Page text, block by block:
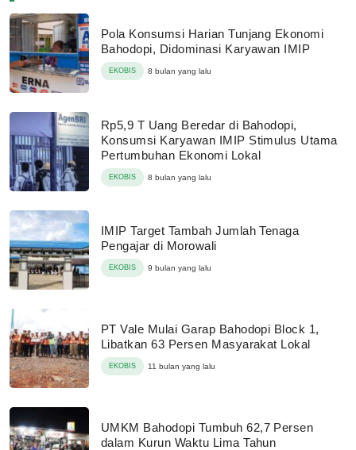
Pola Konsumsi Harian Tunjang Ekonomi
Bahodopi, Didominasi Karyawan IMIP
EKOBIS 8 bulan yang lalu
Rp5,9 T Uang Beredar di Bahodopi,
Konsumsi Karyawan IMIP Stimulus Utama
Pertumbuhan Ekonomi Lokal
EKOBIS 8 bulan yang lalu
IMIP Target Tambah Jumlah Tenaga
Pengajar di Morowali
EKOBIS 9 bulan yang lalu
PT Vale Mulai Garap Bahodopi Block 1,
Libatkan 63 Persen Masyarakat Lokal
EKOBIS 11 bulan yang lalu
UMKM Bahodopi Tumbuh 62,7 Persen
dalam Kurun Waktu Lima Tahun